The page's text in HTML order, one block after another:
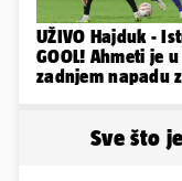
UŽIVO Hajduk -
GOOL! Ahmeti je u
zadnjem napadu
Sve što